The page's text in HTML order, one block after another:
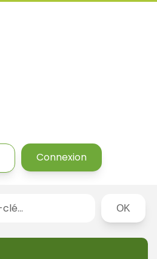
Connexion
Rechercher